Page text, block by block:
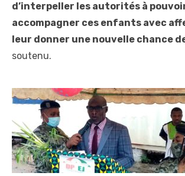
d’interpeller les autorités à
accompagner ces enfants avec
leur donner une nouvelle chance
soutenu.